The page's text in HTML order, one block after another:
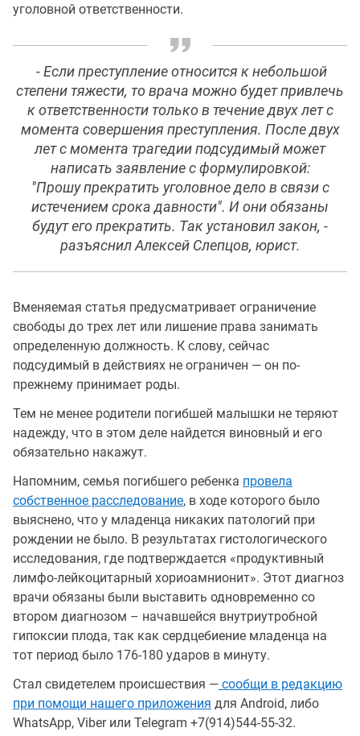
уголовной ответственности.
- Если преступление относится к небольшой
степени тяжести, то врача можно будет привлечь
к ответственности только в течение двух лет с
момента совершения преступления. После двух
лет с момента трагедии подсудимый может
написать заявление с формулировкой:
"Прошу прекратить уголовное дело в связи с
истечением срока давности". И они обязаны
будут его прекратить. Так установил закон, -
разъяснил Алексей Слепцов, юрист.
Вменяемая статья предусматривает ограничение
свободы до трех лет или лишение права занимать
определенную должность. К слову, сейчас
подсудимый в действиях не ограничен — он по-
прежнему принимает роды.
Тем не менее родители погибшей малышки не теряют
надежду, что в этом деле найдется виновный и его
обязательно накажут.
Напомним, семья погибшего ребенка провела
собственное расследование, в ходе которого было
выяснено, что у младенца никаких патологий при
рождении не было. В результатах гистологического
исследования, где подтверждается «продуктивный
лимфо-лейкоцитарный хориоамнионит». Этот диагноз
врачи обязаны были выставить одновременно со
втором диагнозом – начавшейся внутриутробной
гипоксии плода, так как сердцебиение младенца на
тот период было 176-180 ударов в минуту.
Стал свидетелем происшествия — сообщи в редакцию
при помощи нашего приложения для Android, либо
WhatsApp, Viber или Telegram +7(914)544-55-32.